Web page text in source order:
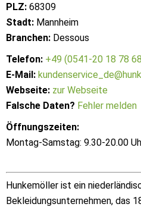
PLZ: 68309
Stadt: Mannheim
Branchen: Dessous
Telefon: +49 (0541-20 18 78
E-Mail:
Webseite: zur Webseite
Falsche Daten? Fehler melden
Öffnungszeiten:
Montag-Samstag: 9.30-20.00
Hunkemöller ist ein
Bekleidungsunternehmen, das